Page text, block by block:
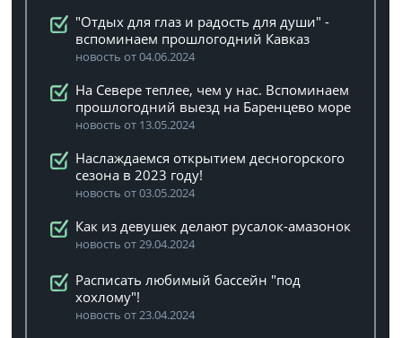
"Отдых для глаз и радость для души" -
вспоминаем прошлогодний Кавказ
новость от 04.06.2024
На Севере теплее, чем у нас. Вспоминаем
прошлогодний выезд на Баренцево море
новость от 13.05.2024
Наслаждаемся открытием десногорского
сезона в 2023 году!
новость от 03.05.2024
Как из девушек делают русалок-амазонок
новость от 29.04.2024
Расписать любимый бассейн "под
хохлому"!
новость от 23.04.2024